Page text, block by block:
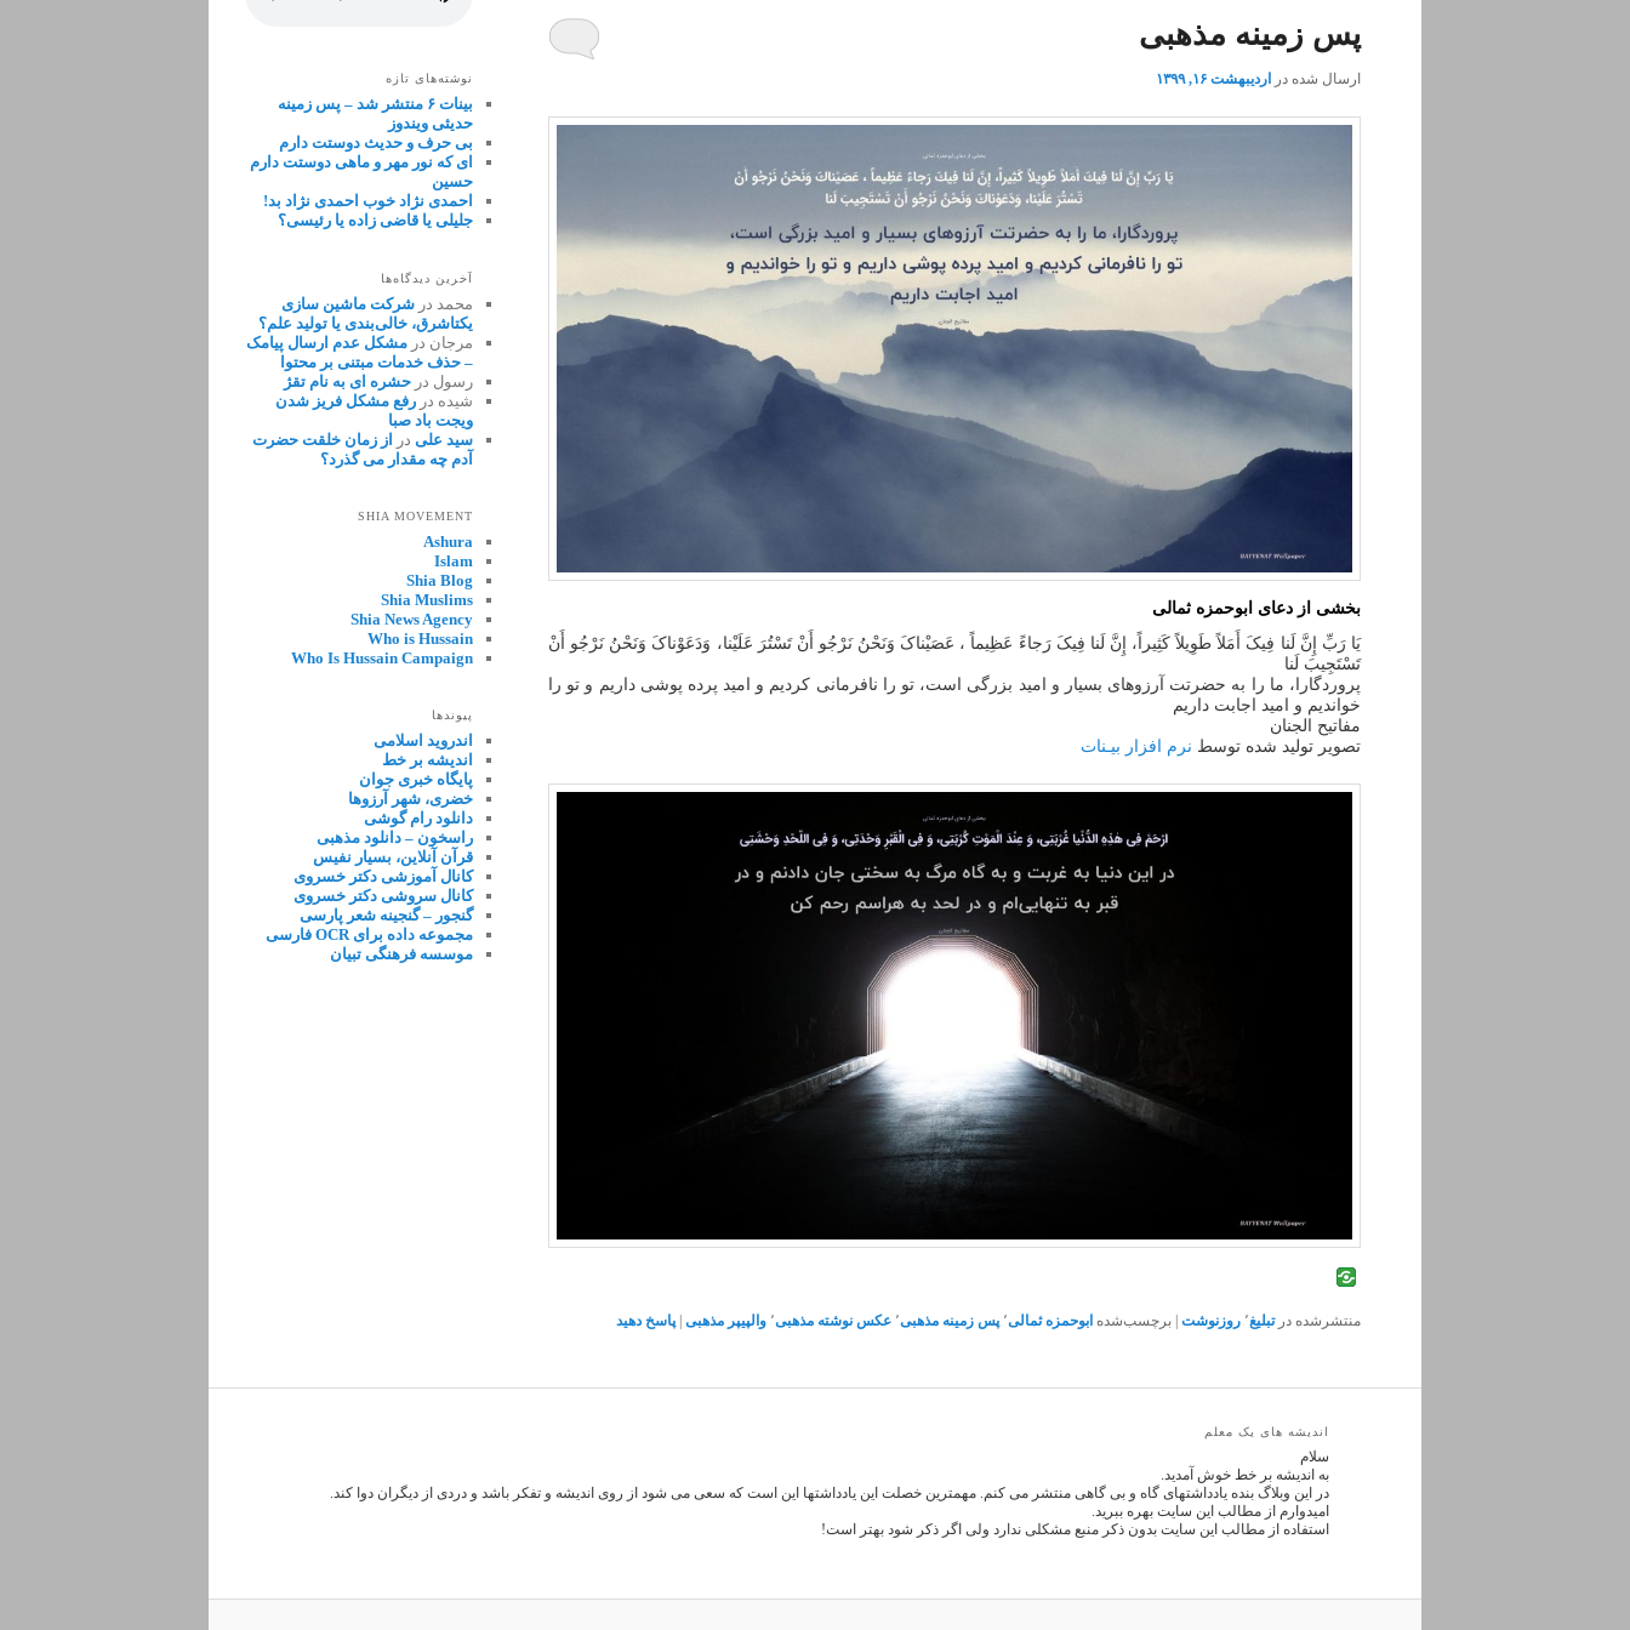
پس زمینه مذهبی
ارسال شده در اردیبهشت ۱۶, ۱۳۹۹
بخشی از دعای ابوحمزه ثمالی
یَا رَبِّ إِنَّ لَنا فِیکَ أَمَلاً طَوِیلاً کَثِیراً، إِنَّ لَنا فِیکَ رَجاءً عَظِیماً ، عَصَیْناکَ وَنَحْنُ نَرْجُو أَنْ تَسْتُرَ عَلَیْنا، وَدَعَوْناکَ وَنَحْنُ نَرْجُو أَنْ
تَسْتَجِیبَ لَنا
پروردگارا، ما را به حضرتت آرزوهاى بسیار و امید بزرگی است، تو را نافرمانی کردیم و امید پرده پوشی داریم و تو را
خواندیم و امید اجابت داریم
مفاتیح الجنان
تصویر تولید شده توسط نرم افزار بیـنات
منتشرشده در تبلیغ٬ روزنوشت برچسب‌شده ابوحمزه ثمالی٬ پس زمینه مذهبی٬ عکس نوشته مذهبی٬ والپیپر مذهبی |پاسخ دهید
نوشته‌های تازه
بینات ۶ منتشر شد – پس زمینه
حدیثی ویندوز
بی حرف و حدیث دوستت دارم
ای که نور مهر و ماهی دوستت دارم
حسین
احمدی نژاد خوب احمدی نژاد بد!
جلیلی یا قاضی زاده یا رئیسی؟
آخرین دیدگاه‌ها
محمد در شرکت ماشین سازی
یکتاشرق، خالی‌بندی یا تولید علم؟
مرجان در مشکل عدم ارسال پیامک
– حذف خدمات مبتنی بر محتوا
رسول در حشره ای به نام تقژ
شیده در رفع مشکل فریز شدن
ویجت باد صبا
سید علی در از زمان خلقت حضرت
آدم چه مقدار می گذرد؟
SHIA MOVEMENT
Ashura
Islam
Shia Blog
Shia Muslims
Shia News Agency
Who is Hussain
Who Is Hussain Campaign
پیوندها
اندروید اسلامی
اندیشه بر خط
پایگاه خبری جوان
خضری، شهر آرزوها
دانلود رام گوشی
راسخون – دانلود مذهبی
قرآن آنلاین، بسیار نفیس
کانال آموزشی دکتر خسروی
کانال سروشی دکتر خسروی
گنجور – گنجینه شعر پارسی
مجموعه داده برای OCR فارسی
موسسه فرهنگی تبیان
اندیشه های یک معلم
سلام
به اندیشه بر خط خوش آمدید.
در این وبلاگ بنده یادداشتهای گاه و بی گاهی منتشر می کنم. مهمترین خصلت این یادداشتها این است که سعی می شود از روی اندیشه و تفکر باشد و دردی از دیگران دوا کند.
امیدوارم از مطالب این سایت بهره ببرید.
استفاده از مطالب این سایت بدون ذکر منبع مشکلی ندارد ولی اگر ذکر شود بهتر است!